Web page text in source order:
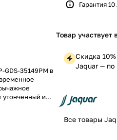
GDS-35149PM в
утонченный и
Гарантия 10
Товар участвует
Скидка
Jaquar — по
Все товары